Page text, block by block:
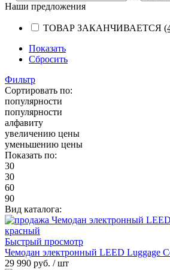
Наши предложения
ТОВАР ЗАКАНЧИВАЕТСЯ
Показать
Сбросить
Фильтр
Сортировать по:
популярности
популярности
алфавиту
увеличению цены
уменьшению цены
Показать по:
30
30
60
90
Вид каталога:
Быстрый просмотр
Чемодан электронный LEED Luggage
29 990 руб. / шт